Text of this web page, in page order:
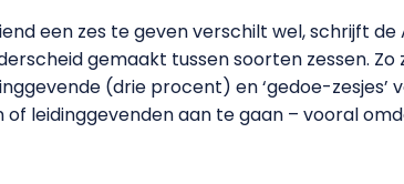
een zes te geven verschilt wel, schrijft
gemaakt tussen soorten zessen. Zo
(drie procent) en ‘gedoe-zesjes’
leidinggevenden aan te gaan – vooral